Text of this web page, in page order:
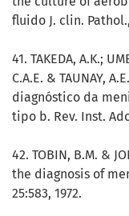
fluido J. clin.
41. TAKEDA, A.K.;
C.A.E. & TAUNAY,
diagnóstico da
tipo b. Rev. Inst.
42. TOBIN, B.M. &
the diagnosis of
25:583, 1972.